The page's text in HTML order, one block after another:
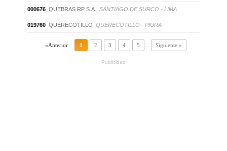
000676 QUEBRAS RP S.A. SANTIAGO DE SURCO - LIMA
019760 QUERECOTILLO QUERECOTILLO - PIURA
«Anterior 1 2 3 4 5 Siguiente »
Publicidad